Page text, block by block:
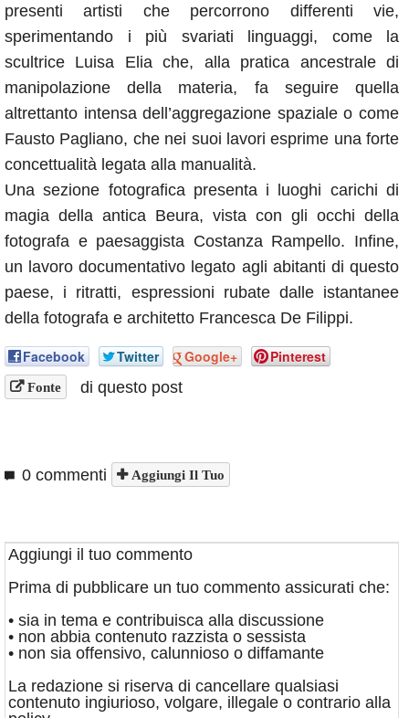
presenti artisti che percorrono differenti vie,
sperimentando i più svariati linguaggi, come la
scultrice Luisa Elia che, alla pratica ancestrale di
manipolazione della materia, fa seguire quella
altrettanto intensa dell’aggregazione spaziale o come
Fausto Pagliano, che nei suoi lavori esprime una forte
concettualità legata alla manualità.
Una sezione fotografica presenta i luoghi carichi di
magia della antica Beura, vista con gli occhi della
fotografa e paesaggista Costanza Rampello. Infine,
un lavoro documentativo legato agli abitanti di questo
paese, i ritratti, espressioni rubate dalle istantanee
della fotografa e architetto Francesca De Filippi.
Facebook Twitter Google+ Pinterest
Fonte di questo post
0 commenti Aggiungi Il Tuo
Aggiungi il tuo commento
Prima di pubblicare un tuo commento assicurati che:
• sia in tema e contribuisca alla discussione
• non abbia contenuto razzista o sessista
• non sia offensivo, calunnioso o diffamante
La redazione si riserva di cancellare qualsiasi
contenuto ingiurioso, volgare, illegale o contrario alla